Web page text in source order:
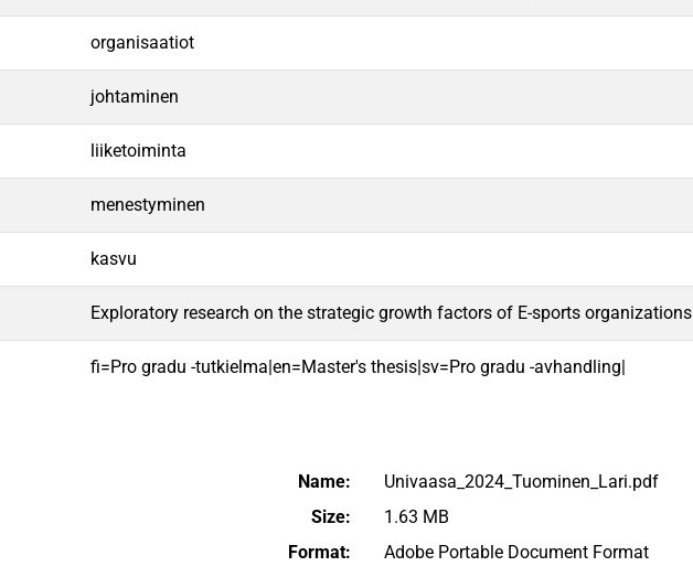
organisaatiot
johtaminen
liiketoiminta
menestyminen
kasvu
Exploratory research on the strategic growth factors of E-sports organizations
fi=Pro gradu -tutkielma|en=Master's thesis|sv=Pro gradu -avhandling|
Name:
Univaasa_2024_Tuominen_Lari.pdf
Size:
1.63 MB
Format:
Adobe Portable Document Format